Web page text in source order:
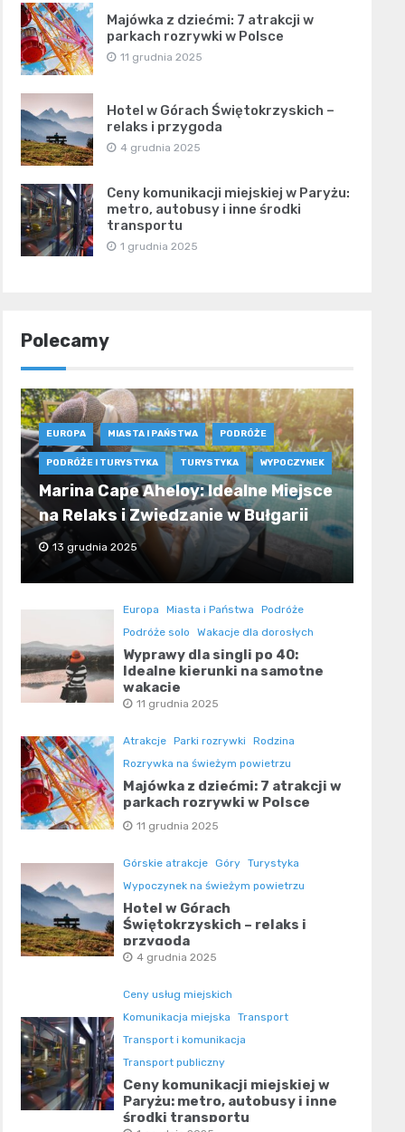
Majówka z dziećmi: 7 atrakcji w
parkach rozrywki w Polsce
11 grudnia 2025
Hotel w Górach Świętokrzyskich –
relaks i przygoda
4 grudnia 2025
Ceny komunikacji miejskiej w Paryżu:
metro, autobusy i inne środki
transportu
1 grudnia 2025
Polecamy
EUROPA MIASTA I PAŃSTWA PODRÓŻE
PODRÓŻE I TURYSTYKA TURYSTYKA WYPOCZYNEK
Marina Cape Aheloy: Idealne Miejsce
na Relaks i Zwiedzanie w Bułgarii
13 grudnia 2025
Europa Miasta i Państwa
Podróże
Podróże solo
Wakacje dla dorosłych
Wyprawy dla singli po 40:
Idealne kierunki na samotne
wakacje
11 grudnia 2025
Atrakcje Parki rozrywki
Rodzina
Rozrywka na świeżym powietrzu
Majówka z dziećmi: 7 atrakcji w
parkach rozrywki w Polsce
11 grudnia 2025
Górskie atrakcje Góry Turystyka
Wypoczynek na świeżym powietrzu
Hotel w Górach
Świętokrzyskich – relaks i
przygoda
4 grudnia 2025
Ceny usług miejskich
Komunikacja miejska
Transport
Transport i komunikacja
Transport publiczny
Ceny komunikacji miejskiej w
Paryżu: metro, autobusy i inne
środki transportu